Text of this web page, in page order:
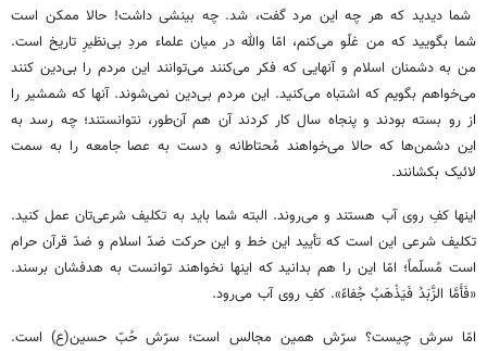
شما دیدید که هر چه این مرد گفت، شد. چه بینشی داشت! حالا ممکن است
شما بگویید که من غلّو می‌کنم، امّا والله در میان علماء مردِ بی‌نظیرِ تاریخ است.
من به دشمنان اسلام و آنهایی که فکر می‌کنند می‌توانند این مردم را بی‌دین کنند
می‌خواهم بگویم که اشتباه می‌کنید. این مردم بی‌دین نمی‌شوند. آنها که شمشیر را
از رو بسته بودند و پنجاه سال کار کردند آن هم آن‌طور، نتوانستند؛ چه رسد به
این دشمن‌ها که حالا می‌خواهند مُحتاطانه و دست به عصا جامعه را به سمت
لائیک بکشانند.
اینها کفِ روی آب هستند و می‌روند. البته شما باید به تکلیف شرعی‌تان عمل کنید.
تکلیف شرعی این است که تأیید این خط و این حرکت ضدّ اسلام و ضدّ قرآن حرام
است مُسلّماً؛ امّا این را هم بدانید که اینها نخواهند توانست به هدفشان برسند.
«فَأَمَّا الزَّبَدُ فَیَذْهَبُ جُفاءً». کفِ روی آب می‌رود.
امّا سرش چیست؟ سرّش همین مجالس است؛ سرّش حُبّ حسین(ع) است.